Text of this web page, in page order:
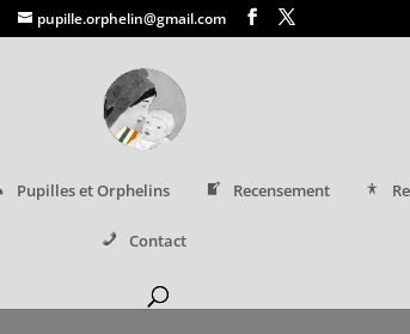
pupille.orphelin@gmail.com
Pupilles et Orphelins Recensement
Contact